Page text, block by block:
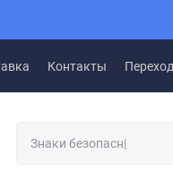
Контакты